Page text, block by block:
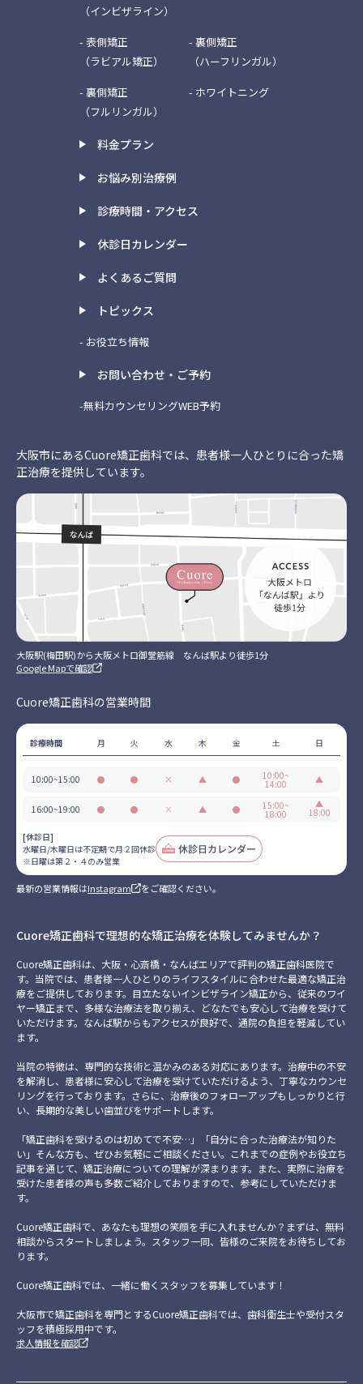
（インビザライン）
- 表側矯正
（ラビアル矯正）
- 裏側矯正
（ハーフリンガル）
- 裏側矯正
（フルリンガル）
- ホワイトニング
料金プラン
お悩み別治療例
診療時間・アクセス
休診日カレンダー
よくあるご質問
トピックス
- お役立ち情報
お問い合わせ・ご予約
-無料カウンセリングWEB予約
大阪市にあるCuore矯正歯科では、患者様一人ひとりに合った矯
正治療を提供しています。
大阪駅(梅田駅)から大阪メトロ御堂筋線 なんば駅より徒歩1分
Google Mapで確認
Cuore矯正歯科の営業時間
診療時間 月 火 水 木 金 土 日
10:00~15:00
●
業
●
業
×
診
▲
定
期
月
２
回
休
診
●
業
10:00~
14:00
▲
曜
は
み
16:00~19:00
●
●
×
診
▲
定
期
で
回
●
業
15:00~
18:00
▲
18:00
[休診日]
水曜日/木曜日は不定期で月２回休診
※日曜は第２・４のみ営業
最新の営業情報はInstagram をご確認ください。
Cuore矯正歯科で理想的な矯正治療を体験してみませんか？
Cuore矯正歯科は、大阪・心斎橋・なんばエリアで評判の矯正歯科医院で
す。当院では、患者様一人ひとりのライフスタイルに合わせた最適な矯正治
療をご提供しております。目立たないインビザライン矯正から、従来のワイ
ヤー矯正まで、多様な治療法を取り揃え、どなたでも安心して治療を受けて
いただけます。なんば駅からもアクセスが良好で、通院の負担を軽減してい
ます。
当院の特徴は、専門的な技術と温かみのある対応にあります。治療中の不安
を解消し、患者様に安心して治療を受けていただけるよう、丁寧なカウンセ
リングを行っております。さらに、治療後のフォローアップもしっかりと行
い、長期的な美しい歯並びをサポートします。
「矯正歯科を受けるのは初めてで不安…」「自分に合った治療法が知りた
い」そんな方も、ぜひお気軽にご相談ください。これまでの症例やお役立ち
記事を通じて、矯正治療についての理解が深まります。また、実際に治療を
受けた患者様の声も多数ご紹介しておりますので、参考にしていただけま
す。
Cuore矯正歯科で、あなたも理想の笑顔を手に入れませんか？まずは、無料
相談からスタートしましょう。スタッフ一同、皆様のご来院をお待ちしてお
ります。
Cuore矯正歯科では、一緒に働くスタッフを募集しています！
大阪市で矯正歯科を専門とするCuore矯正歯科では、歯科衛生士や受付スタ
ッフを積極採用中です。
求人情報を確認